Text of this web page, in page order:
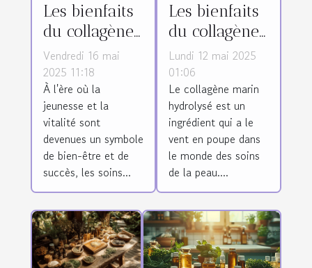
Les bienfaits
du collagène
coréen dans
les soins
anti-âge
Vendredi 16 mai
2025 11:18
À l'ère où la
jeunesse et la
vitalité sont
devenues un symbole
de bien-être et de
succès, les soins...
Les bienfaits
du collagène
marin
hydrolysé
pour la peau
Lundi 12 mai 2025
01:06
Le collagène marin
hydrolysé est un
ingrédient qui a le
vent en poupe dans
le monde des soins
de la peau....